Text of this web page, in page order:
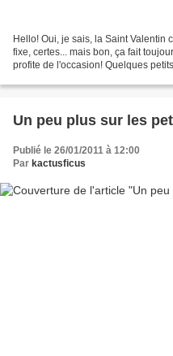
Hello! Oui, je sais, la Saint Valentin
fixe, certes... mais bon, ça fait
profite de l'occasion! Quelques
Un peu plus sur les
Publié le 26/01/2011 à 12:00
Par kactusficus